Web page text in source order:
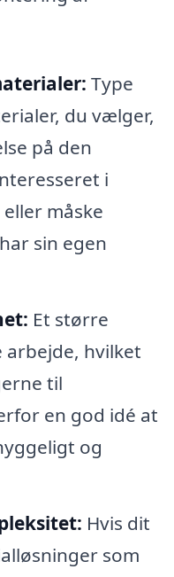
Type
du vælger,
på den
i
måske
sin egen
Et større
hvilket
til
en god idé at
og
Hvis dit
som